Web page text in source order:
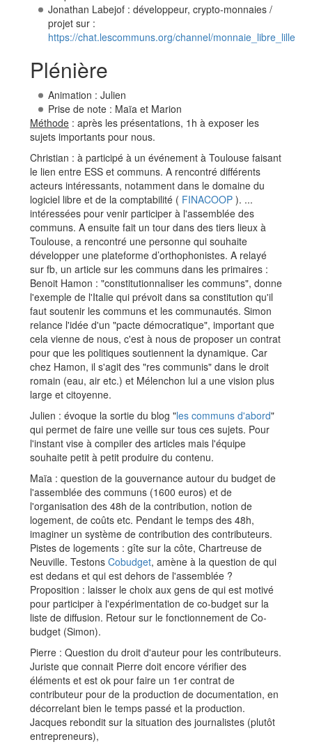
Jonathan Labejof : développeur, crypto-monnaies /
projet sur :
https://chat.lescommuns.org/channel/monnaie_libre_lille
Plénière
Animation : Julien
Prise de note : Maïa et Marion
Méthode : après les présentations, 1h à exposer les
sujets importants pour nous.
Christian : à participé à un événement à Toulouse faisant
le lien entre ESS et communs. A rencontré différents
acteurs intéressants, notamment dans le domaine du
logiciel libre et de la comptabilité ( FINACOOP ). ...
intéressées pour venir participer à l'assemblée des
communs. A ensuite fait un tour dans des tiers lieux à
Toulouse, a rencontré une personne qui souhaite
développer une plateforme d’orthophonistes. A relayé
sur fb, un article sur les communs dans les primaires :
Benoit Hamon : "constitutionnaliser les communs", donne
l'exemple de l'Italie qui prévoit dans sa constitution qu'il
faut soutenir les communs et les communautés. Simon
relance l'idée d'un "pacte démocratique", important que
cela vienne de nous, c'est à nous de proposer un contrat
pour que les politiques soutiennent la dynamique. Car
chez Hamon, il s'agit des "res communis" dans le droit
romain (eau, air etc.) et Mélenchon lui a une vision plus
large et citoyenne.
Julien : évoque la sortie du blog "les communs d'abord"
qui permet de faire une veille sur tous ces sujets. Pour
l'instant vise à compiler des articles mais l'équipe
souhaite petit à petit produire du contenu.
Maïa : question de la gouvernance autour du budget de
l'assemblée des communs (1600 euros) et de
l'organisation des 48h de la contribution, notion de
logement, de coûts etc. Pendant le temps des 48h,
imaginer un système de contribution des contributeurs.
Pistes de logements : gîte sur la côte, Chartreuse de
Neuville. Testons Cobudget, amène à la question de qui
est dedans et qui est dehors de l'assemblée ?
Proposition : laisser le choix aux gens de qui est motivé
pour participer à l'expérimentation de co-budget sur la
liste de diffusion. Retour sur le fonctionnement de Co-
budget (Simon).
Pierre : Question du droit d'auteur pour les contributeurs.
Juriste que connait Pierre doit encore vérifier des
éléments et est ok pour faire un 1er contrat de
contributeur pour de la production de documentation, en
décorrelant bien le temps passé et la production.
Jacques rebondit sur la situation des journalistes (plutôt
entrepreneurs),